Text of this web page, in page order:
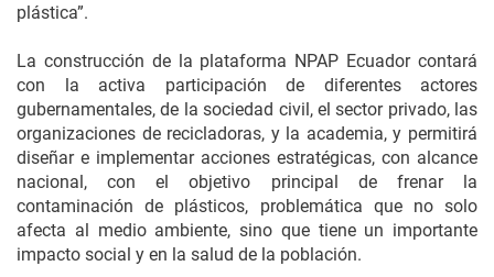
plástica”.
La construcción de la plataforma NPAP Ecuador contará
con la activa participación de diferentes actores
gubernamentales, de la sociedad civil, el sector privado, las
organizaciones de recicladoras, y la academia, y permitirá
diseñar e implementar acciones estratégicas, con alcance
nacional, con el objetivo principal de frenar la
contaminación de plásticos, problemática que no solo
afecta al medio ambiente, sino que tiene un importante
impacto social y en la salud de la población.